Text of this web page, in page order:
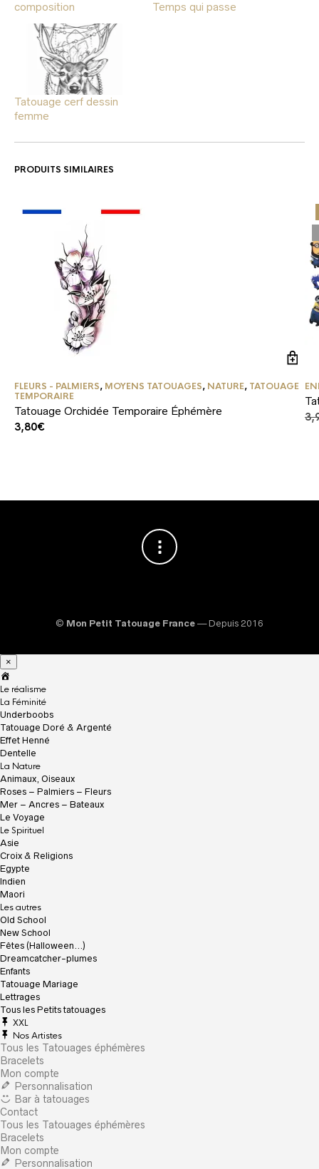
composition
Temps qui passe
Tatouage cerf dessin
femme
PRODUITS SIMILAIRES
FLEURS - PALMIERS, MOYENS TATOUAGES, NATURE, TATOUAGE
TEMPORAIRE
Tatouage Orchidée Temporaire Éphémère
3,80€
© Mon Petit Tatouage France — Depuis 2016
×
c
c
u
e
i
l
Le réalisme
La Féminité
Underboobs
Tatouage Doré & Argenté
Effet Henné
Dentelle
La Nature
Animaux, Oiseaux
Roses – Palmiers – Fleurs
Mer – Ancres – Bateaux
Le Voyage
Le Spirituel
Asie
Croix & Religions
Egypte
Indien
Maori
Les autres
Old School
New School
Fêtes (Halloween…)
Dreamcatcher-plumes
Enfants
Tatouage Mariage
Lettrages
Tous les Petits tatouages
XXL
Nos Artistes
Tous les Tatouages éphémères
Bracelets
Mon compte
Personnalisation
Bar à tatouages
Contact
Tous les Tatouages éphémères
Bracelets
Mon compte
Personnalisation